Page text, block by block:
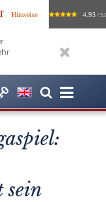
Hinweise 4.93 /
sein